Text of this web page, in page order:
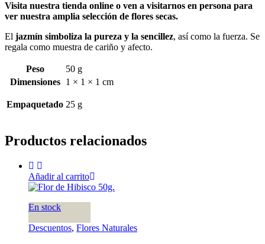
Visita nuestra tienda online o ven a visitarnos en persona para
ver nuestra amplia selección de flores secas.
El jazmín simboliza la pureza y la sencillez, así como la fuerza. Se
regala como muestra de cariño y afecto.
Peso
50 g
Dimensiones
1 × 1 × 1 cm
Empaquetado 25 g
Productos relacionados
Añadir al carrito
En stock
Descuentos, Flores Naturales